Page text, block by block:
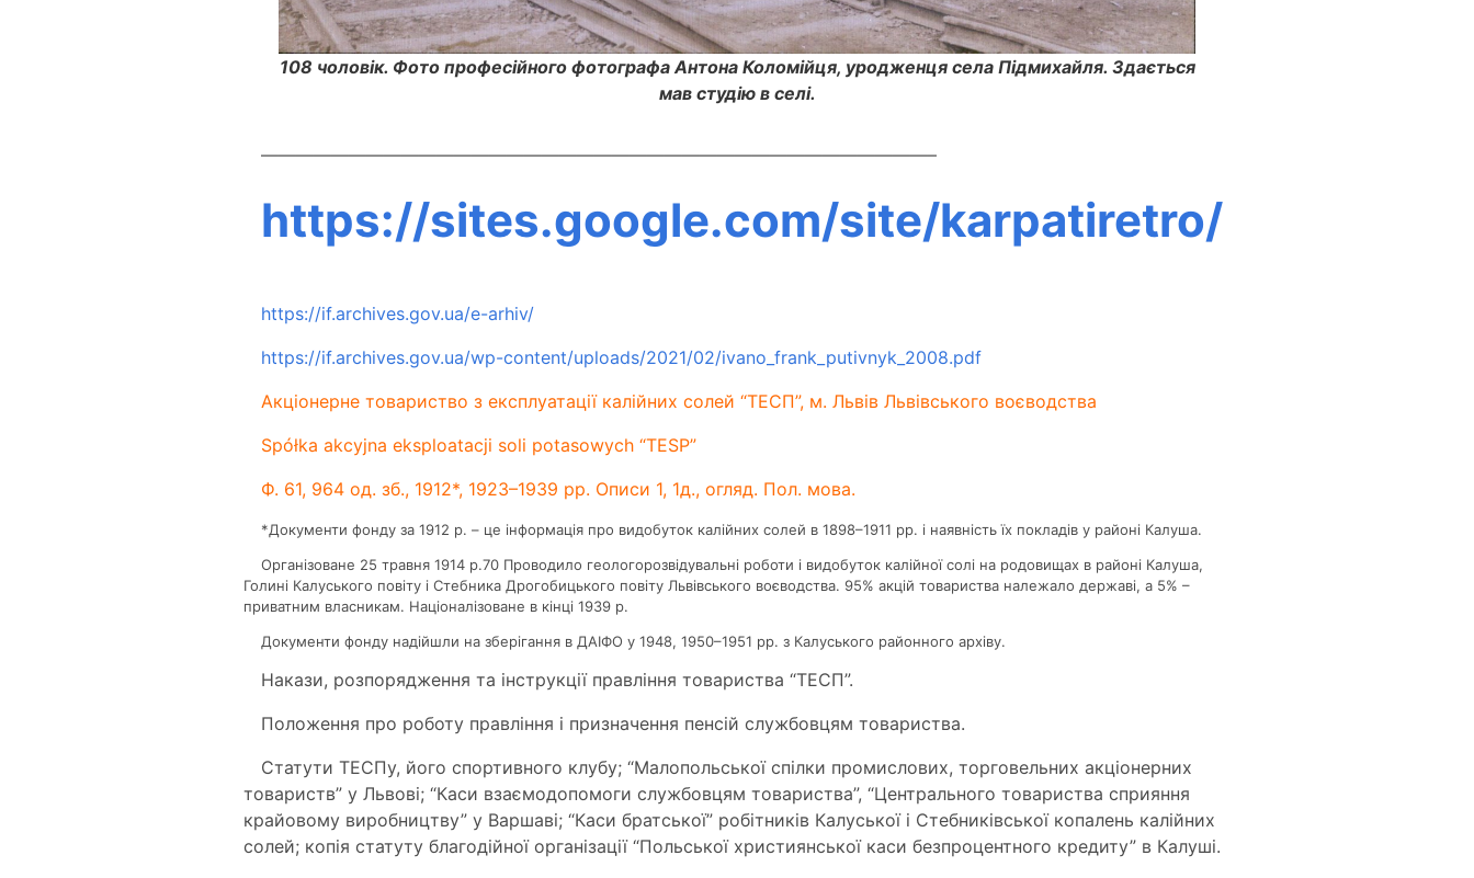
108 чоловік. Фото професійного фотографа Антона Коломійця, уродженця села Підмихайля. Здається
мав студію в селі.
——————————————————————————————————————–
https://sites.google.com/site/karpatiretro/
https://if.archives.gov.ua/e-arhiv/
https://if.archives.gov.ua/wp-content/uploads/2021/02/ivano_frank_putivnyk_2008.pdf
Акціонерне товариство з експлуатації калійних солей “TЕСП”, м. Львів Львівського воєводства
Spółka akcyjna eksploatacji soli potasowych “TESP”
Ф. 61, 964 од. зб., 1912*, 1923–1939 рр. Описи 1, 1д., огляд. Пол. мова.
*Документи фонду за 1912 р. – це інформація про видобуток калійних солей в 1898–1911 рр. і наявність їх покладів у районі Калуша.
Організоване 25 травня 1914 р.70 Проводило геологорозвідувальні роботи і видобуток калійної солі на родовищах в районі Калуша,
Голині Калуського повіту і Стебника Дрогобицького повіту Львівського воєводства. 95% акцій товариства належало державі, а 5% –
приватним власникам. Націоналізоване в кінці 1939 р.
Документи фонду надійшли на зберігання в ДАІФО у 1948, 1950–1951 рр. з Калуського районного архіву.
Накази, розпорядження та інструкції правління товариства “ТЕСП”.
Положення про роботу правління і призначення пенсій службовцям товариства.
Статути ТЕСПу, його спортивного клубу; “Малопольської спілки промислових, торговельних акціонерних
товариств” у Львові; “Каси взаємодопомоги службовцям товариства”, “Центрального товариства сприяння
крайовому виробництву” у Варшаві; “Каси братської” робітників Калуської і Стебниківської копалень калійних
солей; копія статуту благодійної організації “Польської християнської каси безпроцентного кредиту” в Калуші.